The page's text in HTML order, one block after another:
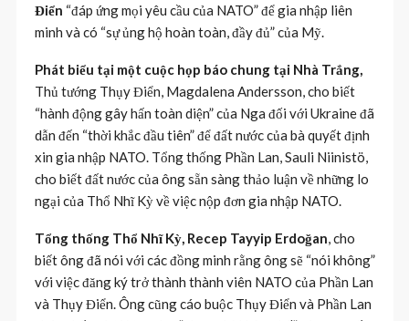
Điển “đáp ứng mọi yêu cầu của NATO” để gia nhập liên
minh và có “sự ủng hộ hoàn toàn, đầy đủ” của Mỹ.
Phát biểu tại một cuộc họp báo chung tại Nhà Trắng,
Thủ tướng Thụy Điển, Magdalena Andersson, cho biết
“hành động gây hấn toàn diện” của Nga đối với Ukraine đã
dẫn đến “thời khắc đầu tiên” để đất nước của bà quyết định
xin gia nhập NATO. Tổng thống Phần Lan, Sauli Niinistö,
cho biết đất nước của ông sẵn sàng thảo luận về những lo
ngại của Thổ Nhĩ Kỳ về việc nộp đơn gia nhập NATO.
Tổng thống Thổ Nhĩ Kỳ, Recep Tayyip Erdoğan, cho
biết ông đã nói với các đồng minh rằng ông sẽ “nói không”
với việc đăng ký trở thành thành viên NATO của Phần Lan
và Thụy Điển. Ông cũng cáo buộc Thụy Điển và Phần Lan